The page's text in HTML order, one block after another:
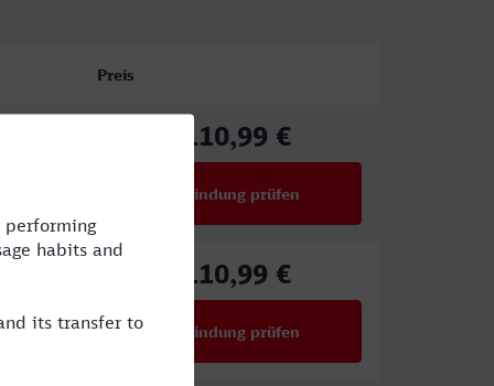
Preis
110,99 €
Verbindung prüfen
110,99 €
Verbindung prüfen